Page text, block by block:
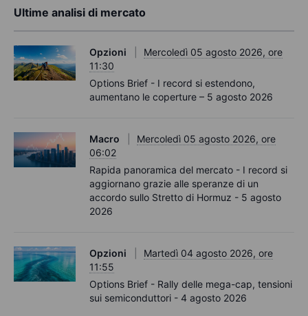
Ultime analisi di mercato
Opzioni
Mercoledì 05 agosto 2026, ore
11:30
Options Brief - I record si estendono,
aumentano le coperture – 5 agosto 2026
Macro
Mercoledì 05 agosto 2026, ore
06:02
Rapida panoramica del mercato - I record si
aggiornano grazie alle speranze di un
accordo sullo Stretto di Hormuz - 5 agosto
2026
Opzioni
Martedì 04 agosto 2026, ore
11:55
Options Brief - Rally delle mega-cap, tensioni
sui semiconduttori - 4 agosto 2026